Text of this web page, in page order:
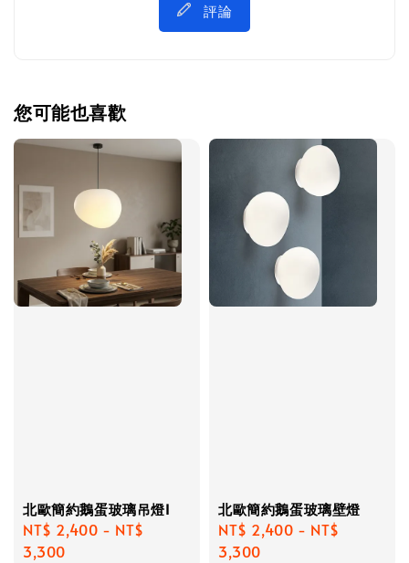
評論
您可能也喜歡
北歐簡約鵝蛋玻璃吊燈I
Regular
price
NT$ 2,400 - NT$
3,300
北歐簡約鵝蛋玻璃壁燈
Regular
price
NT$ 2,400 - NT$
3,300